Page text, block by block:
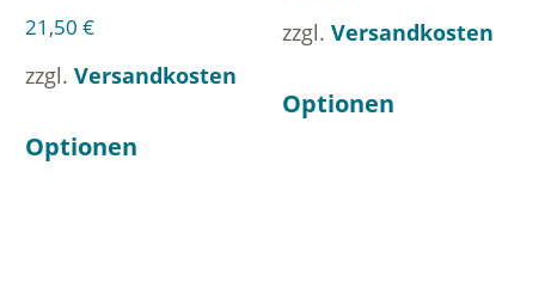
21,50 €
zzgl. Versandkosten
Optionen
zzgl. Versandkosten
Optionen